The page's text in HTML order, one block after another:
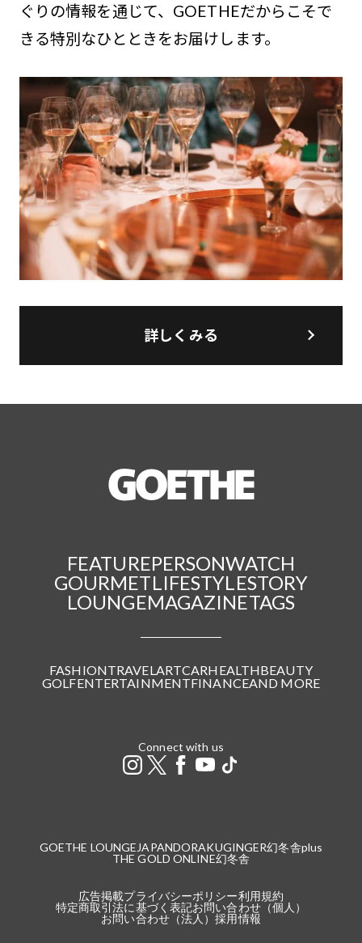
ぐりの情報を通じて、GOETHEだからこそで
きる特別なひとときをお届けします。
詳しくみる
FEATUREPERSONWATCH
GOURMETLIFESTYLESTORY
LOUNGEMAGAZINETAGS
FASHIONTRAVEL ARTCARHEALTHBEAUTY
GOLFENTERTAINMENTFINANCEAND MORE
Connect with us
GOETHE LOUNGE JAPANDORAKUGINGER幻冬舎plus
THE GOLD ONLINE幻冬舎
広告掲載プライバシーポリシー利用規約
特定商取引法に基づく表記お問い合わせ（個人）
お問い合わせ（法人）採用情報